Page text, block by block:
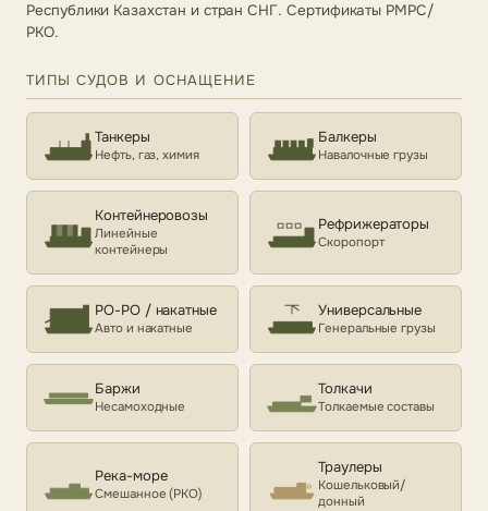
Республики Казахстан и стран СНГ. Сертификаты РМРС/
РКО.
ТИПЫ СУДОВ И ОСНАЩЕНИЕ
Танкеры
Нефть, газ, химия
Балкеры
Навалочные грузы
Контейнеровозы
Линейные
контейнеры
Рефрижераторы
Скоропорт
РО-РО / накатные
Авто и накатные
Универсальные
Генеральные грузы
Баржи
Несамоходные
Толкачи
Толкаемые составы
Река-море
Смешанное (РКО)
Траулеры
Кошельковый/
донный